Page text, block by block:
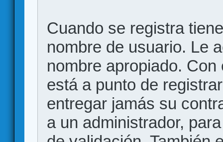
Cuando se registra
nombre de usuario. Le
nombre apropiado.
está a punto de
entregar jamás su
a un administrador,